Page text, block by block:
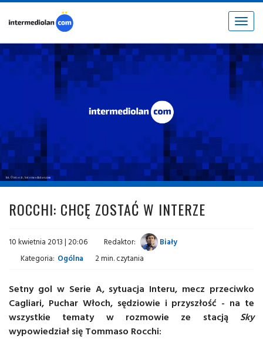
Toggle
fot. © inter.it / intermediolan.com
ROCCHI: CHCĘ ZOSTAĆ W INTERZE
10 kwietnia 2013 | 20:06 Redaktor:
Biały
Kategoria: Ogólna 2 min. czytania
Setny gol w Serie A, sytuacja Interu, mecz przeciwko
Cagliari, Puchar Włoch, sędziowie i przyszłość - na te
wszystkie tematy w rozmowie ze stacją Sky
wypowiedział się Tommaso Rocchi: